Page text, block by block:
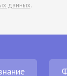
данных.